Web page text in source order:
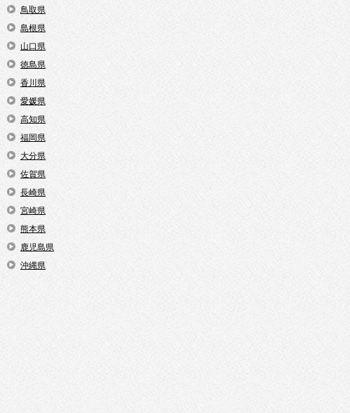
鳥取県
島根県
山口県
徳島県
香川県
愛媛県
高知県
福岡県
大分県
佐賀県
長崎県
宮崎県
熊本県
鹿児島県
沖縄県